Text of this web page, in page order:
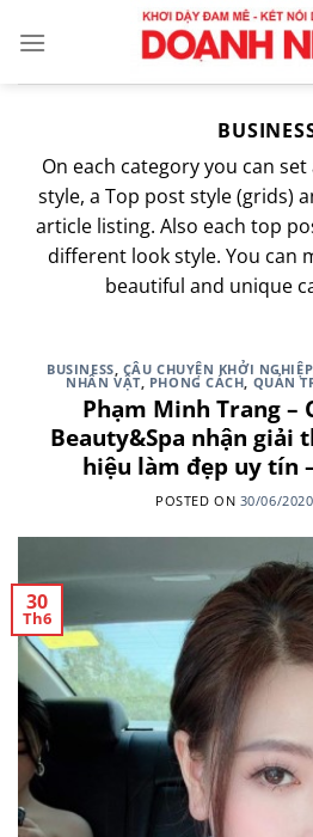
On each category you can
style, a Top post style (grids)
article listing. Also each top
different look style. You can
beautiful and unique
BUSINESS CÂU CHUYỆN KHỞI NGHIỆP
NHÂN VẬT, PHONG CÁCH QUẢN
Phạm Minh Trang –
Beauty&Spa nhận giải
hiệu làm đẹp uy tín
POSTED ON 30/06/2020
30
Th6